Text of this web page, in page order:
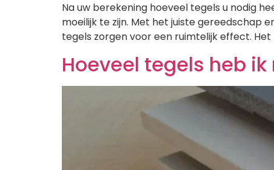
Na uw berekening hoeveel tegels u nodig
moeilijk te zijn. Met het juiste gereedschap
tegels zorgen voor een ruimtelijk effect. Het
Hoeveel tegels heb ik